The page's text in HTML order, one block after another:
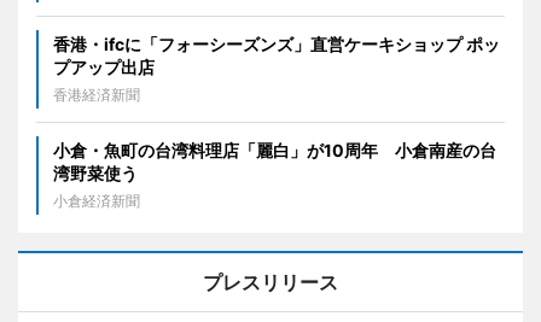
香港・ifcに「フォーシーズンズ」直営ケーキショップ ポッ
プアップ出店
香港経済新聞
小倉・魚町の台湾料理店「麗白」が10周年 小倉南産の台
湾野菜使う
小倉経済新聞
プレスリリース